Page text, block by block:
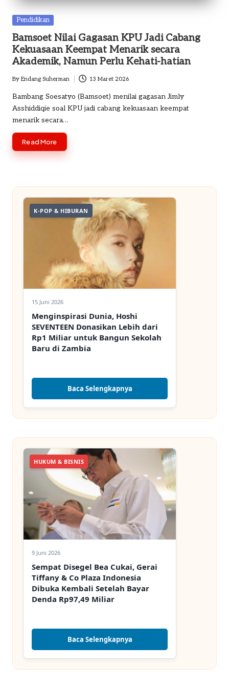
o
m
Posted
Pendidikan
Bamsoet Nilai Gagasan KPU Jadi Cabang
Kekuasaan Keempat Menarik secara
Akademik, Namun Perlu Kehati-hatian
Posted
by
By Endang Suherman 13 Maret 2026
Bambang Soesatyo (Bamsoet) menilai gagasan Jimly
Asshiddiqie soal KPU jadi cabang kekuasaan keempat
menarik secara…
Read More
K-POP & HIBURAN
15 Juni 2026
Menginspirasi Dunia, Hoshi
SEVENTEEN Donasikan Lebih dari
Rp1 Miliar untuk Bangun Sekolah
Baru di Zambia
Baca Selengkapnya
HUKUM & BISNIS
9 Juni 2026
Sempat Disegel Bea Cukai, Gerai
Tiffany & Co Plaza Indonesia
Dibuka Kembali Setelah Bayar
Denda Rp97,49 Miliar
Baca Selengkapnya